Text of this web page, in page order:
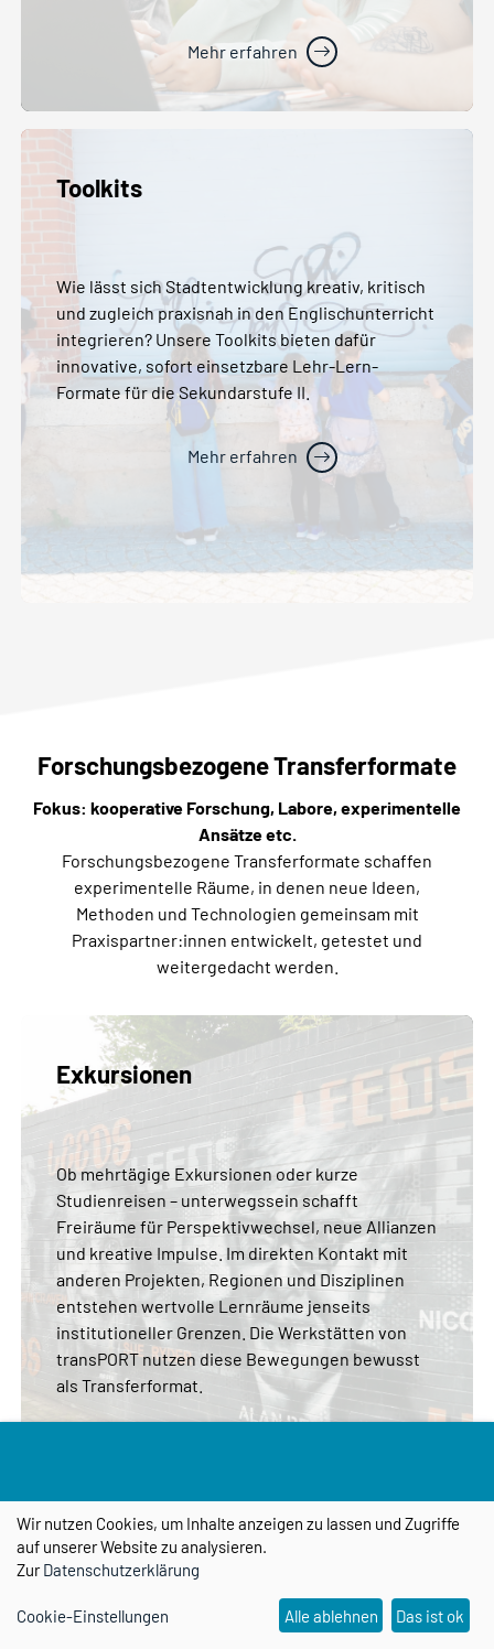
Mehr erfahren
Toolkits
Wie lässt sich Stadtentwicklung kreativ, kritisch
und zugleich praxisnah in den Englischunterricht
integrieren? Unsere Toolkits bieten dafür
innovative, sofort einsetzbare Lehr-Lern-
Formate für die Sekundarstufe II.
Mehr erfahren
Forschungsbezogene Transferformate
Fokus: kooperative Forschung, Labore, experimentelle
Ansätze etc.
Forschungsbezogene Transferformate schaffen
experimentelle Räume, in denen neue Ideen,
Methoden und Technologien gemeinsam mit
Praxispartner:innen entwickelt, getestet und
weitergedacht werden.
Exkursionen
Ob mehrtägige Exkursionen oder kurze
Studienreisen – unterwegssein schafft
Freiräume für Perspektivwechsel, neue Allianzen
und kreative Impulse. Im direkten Kontakt mit
anderen Projekten, Regionen und Disziplinen
entstehen wertvolle Lernräume jenseits
institutioneller Grenzen. Die Werkstätten von
transPORT nutzen diese Bewegungen bewusst
als Transferformat.
Digitaler Zwilling
Wir nutzen Cookies, um Inhalte anzeigen zu lassen und Zugriffe
auf unserer Website zu analysieren.
ZurDatenschutzerklärung
Cookie-Einstellungen Alle ablehnen Das ist ok